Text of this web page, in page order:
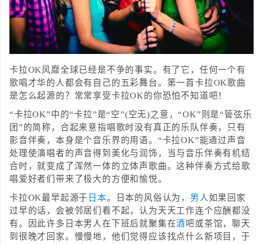
卡拉OK风靡全球已经是不争的事实。有了它，任何一个有
歌唱才华的人都会有自己的五彩舞台。第一首卡拉OK歌曲
是怎么起源的？常常享受卡拉OK的你恐怕不知道吧！
“卡拉OK”中的“卡拉”是“空”(空无)之意，“OK”则是“管弦乐
团”的简称，合起来意指唱歌时没有真正的乐队伴奏，只有
影音伴奏，本身是个音乐界的用语。“卡拉OK”能通过声音
处理使演唱者的声音得到美化与润饰，当与音乐伴奏有机结
合时，就变成了浑然一体的立体声歌曲。这种伴奏方式给歌
唱爱好者们带来了极大的方便和愉悦。
卡拉OK最早起源于 日本。日本的风俗认为， 男人 如果回家
过早的话，会被邻居们看不起，认为天天工作连个应酬都没
有。因此许多日本男人在下班后就聚集在酒 吧或茶馆，聊天
到很晚才回家。慢慢地，他们觉得应该找点什么新项目，于